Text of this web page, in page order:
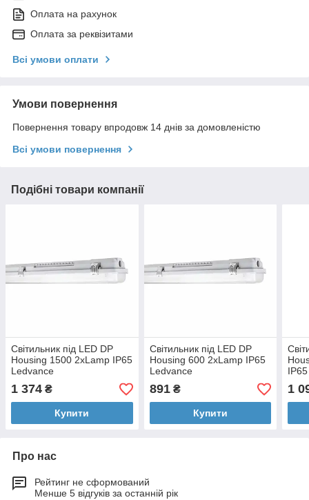
Оплата на рахунок
Оплата за реквізитами
Всі умови оплати
Умови повернення
Повернення товару впродовж 14 днів за домовленістю
Всі умови повернення
Подібні товари компанії
Світильник під LED DP
Housing 1500 2xLamp IP65
Ledvance
1 374 ₴
Купити
Світильник під LED DP
Housing 600 2xLamp IP65
Ledvance
891₴
Купити
1
Про нас
Рейтинг не сформований
Менше 5 відгуків за останній рік